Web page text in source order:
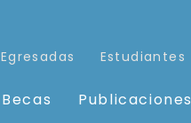
Egresadas Estudiantes
Becas Publicaciones